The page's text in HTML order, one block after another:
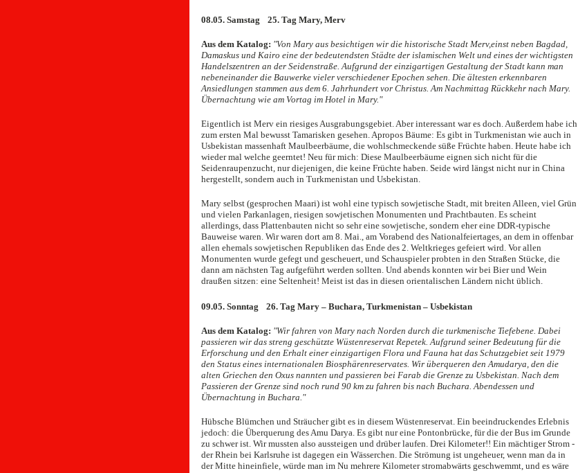
08.05. Samstag 25. Tag Mary, Merv
Aus dem Katalog: "Von Mary aus besichtigen wir die historische Stadt Merv,einst neben Bagdad,
Damaskus und Kairo eine der bedeutendsten Städte der islamischen Welt und eines der wichtigsten
Handelszentren an der Seidenstraße. Aufgrund der einzigartigen Gestaltung der Stadt kann man
nebeneinander die Bauwerke vieler verschiedener Epochen sehen. Die ältesten erkennbaren
Ansiedlungen stammen aus dem 6. Jahrhundert vor Christus. Am Nachmittag Rückkehr nach Mary.
Übernachtung wie am Vortag im Hotel in Mary."
Eigentlich ist Merv ein riesiges Ausgrabungsgebiet. Aber interessant war es doch. Außerdem habe ich
zum ersten Mal bewusst Tamarisken gesehen. Apropos Bäume: Es gibt in Turkmenistan wie auch in
Usbekistan massenhaft Maulbeerbäume, die wohlschmeckende süße Früchte haben. Heute habe ich
wieder mal welche geerntet! Neu für mich: Diese Maulbeerbäume eignen sich nicht für die
Seidenraupenzucht, nur diejenigen, die keine Früchte haben. Seide wird längst nicht nur in China
hergestellt, sondern auch in Turkmenistan und Usbekistan.
Mary selbst (gesprochen Maari) ist wohl eine typisch sowjetische Stadt, mit breiten Alleen, viel Grün
und vielen Parkanlagen, riesigen sowjetischen Monumenten und Prachtbauten. Es scheint
allerdings, dass Plattenbauten nicht so sehr eine sowjetische, sondern eher eine DDR-typische
Bauweise waren. Wir waren dort am 8. Mai., am Vorabend des Nationalfeiertages, an dem in offenbar
allen ehemals sowjetischen Republiken das Ende des 2. Weltkrieges gefeiert wird. Vor allen
Monumenten wurde gefegt und gescheuert, und Schauspieler probten in den Straßen Stücke, die
dann am nächsten Tag aufgeführt werden sollten. Und abends konnten wir bei Bier und Wein
draußen sitzen: eine Seltenheit! Meist ist das in diesen orientalischen Ländern nicht üblich.
09.05. Sonntag 26. Tag Mary – Buchara, Turkmenistan – Usbekistan
Aus dem Katalog: "Wir fahren von Mary nach Norden durch die turkmenische Tiefebene. Dabei
passieren wir das streng geschützte Wüstenreservat Repetek. Aufgrund seiner Bedeutung für die
Erforschung und den Erhalt einer einzigartigen Flora und Fauna hat das Schutzgebiet seit 1979
den Status eines internationalen Biosphärenreservates. Wir überqueren den Amudarya, den die
alten Griechen den Oxus nannten und passieren bei Farab die Grenze zu Usbekistan. Nach dem
Passieren der Grenze sind noch rund 90 km zu fahren bis nach Buchara. Abendessen und
Übernachtung in Buchara."
Hübsche Blümchen und Sträucher gibt es in diesem Wüstenreservat. Ein beeindruckendes Erlebnis
jedoch: die Überquerung des Amu Darya. Es gibt nur eine Pontonbrücke, für die der Bus im Grunde
zu schwer ist. Wir mussten also aussteigen und drüber laufen. Drei Kilometer!! Ein mächtiger Strom -
der Rhein bei Karlsruhe ist dagegen ein Wässerchen. Die Strömung ist ungeheuer, wenn man da in
der Mitte hineinfiele, würde man im Nu mehrere Kilometer stromabwärts geschwemmt, und es wäre